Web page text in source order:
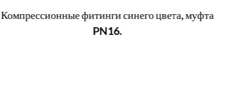
Компрессионные фитинги синего цвета, муфта
PN16.